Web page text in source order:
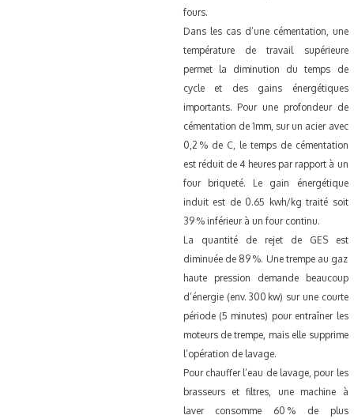
fours.
Dans les cas d’une cémentation, une
température de travail supérieure
permet la diminution du temps de
cycle et des gains énergétiques
importants. Pour une profondeur de
cémentation de 1mm, sur un acier avec
0,2 % de C, le temps de cémentation
est réduit de 4 heures par rapport à un
four briqueté. Le gain énergétique
induit est de 0.65 kwh/kg traité soit
39 % inférieur à un four continu.
La quantité de rejet de GES est
diminuée de 89 %. Une trempe au gaz
haute pression demande beaucoup
d’énergie (env. 300 kw) sur une courte
période (5 minutes) pour entraîner les
moteurs de trempe, mais elle supprime
l’opération de lavage.
Pour chauffer l’eau de lavage, pour les
brasseurs et filtres, une machine à
laver consomme 60 % de plus